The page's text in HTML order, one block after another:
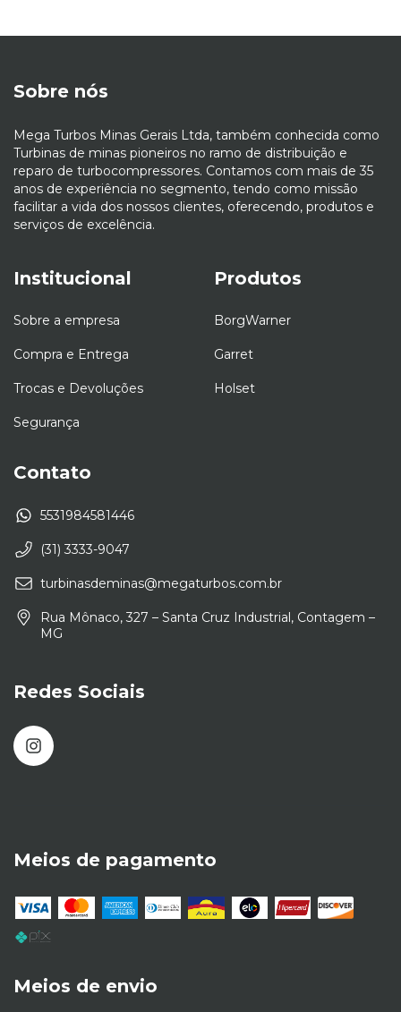
Sobre nós
Mega Turbos Minas Gerais Ltda, também conhecida como
Turbinas de minas pioneiros no ramo de distribuição e
reparo de turbocompressores. Contamos com mais de 35
anos de experiência no segmento, tendo como missão
facilitar a vida dos nossos clientes, oferecendo, produtos e
serviços de excelência.
Institucional
Sobre a empresa
Compra e Entrega
Trocas e Devoluções
Segurança
Produtos
BorgWarner
Garret
Holset
Contato
5531984581446
(31) 3333-9047
turbinasdeminas@megaturbos.com.br
Rua Mônaco, 327 – Santa Cruz Industrial, Contagem –
MG
Redes Sociais
Meios de pagamento
Meios de envio